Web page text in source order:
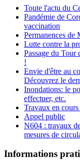
Toute l'actu du
Pandémie de
vaccination
Permanences de
Lutte contre la
Passage du Tour
!
Envie d'être au
Découvrez le
Inondations: le
effectuer, etc.
Travaux en
Appel public
N604 : travaux
mesures de
Informations